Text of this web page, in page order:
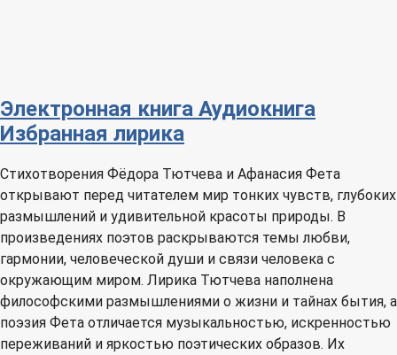
Электронная книга Аудиокнига
Избранная лирика
Стихотворения Фёдора Тютчева и Афанасия Фета
открывают перед читателем мир тонких чувств, глубоких
размышлений и удивительной красоты природы. В
произведениях поэтов раскрываются темы любви,
гармонии, человеческой души и связи человека с
окружающим миром. Лирика Тютчева наполнена
философскими размышлениями о жизни и тайнах бытия, а
поэзия Фета отличается музыкальностью, искренностью
переживаний и яркостью поэтических образов. Их